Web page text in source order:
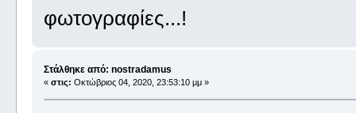
φωτογραφίες...!
Στάλθηκε από: nostradamus
« στις: Οκτώβριος 04, 2020, 23:53:10 μμ »